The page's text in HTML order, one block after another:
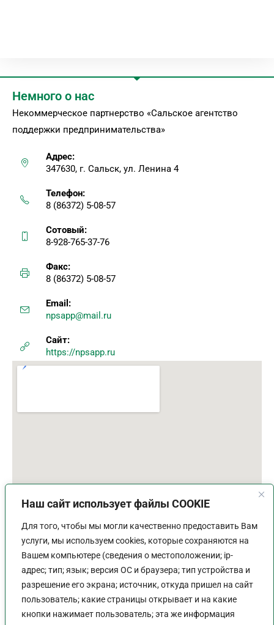
Наш сайт использует файлы COOKIE
Для того, чтобы мы могли качественно предоставить Вам
услуги, мы используем cookies, которые сохраняются на
Вашем компьютере (сведения о местоположении; ip-
адрес; тип; язык; версия ОС и браузера; тип устройства и
разрешение его экрана; источник, откуда пришел на сайт
пользователь; какие страницы открывает и на какие
кнопки нажимает пользователь; эта же информация
Немного о нас
Некоммерческое партнерство «Сальское агентство
поддержки предпринимательства»
Адрес:
347630, г. Сальск, ул. Ленина 4
Телефон:
8 (86372) 5-08-57
Сотовый:
8-928-765-37-76
Факс:
8 (86372) 5-08-57
Email:
npsapp@mail.ru
Сайт:
https://npsapp.ru
График работы